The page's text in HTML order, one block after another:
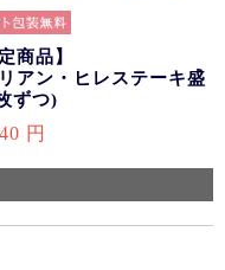
商品】
アン・ヒレステーキ盛
ずつ)
円